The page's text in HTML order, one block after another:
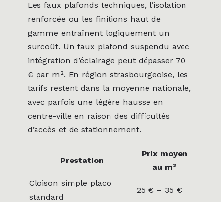
Les faux plafonds techniques, l’isolation
renforcée ou les finitions haut de
gamme entraînent logiquement un
surcoût. Un faux plafond suspendu avec
intégration d’éclairage peut dépasser 70
€ par m². En région strasbourgeoise, les
tarifs restent dans la moyenne nationale,
avec parfois une légère hausse en
centre-ville en raison des difficultés
d’accès et de stationnement.
Prestation
Prix moyen
au m²
Cloison simple placo
standard
25 € – 35 €